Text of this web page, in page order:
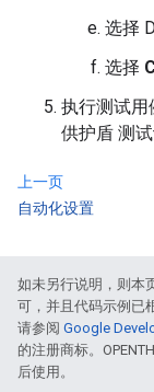
选择
选择
执行测试用
供护盾 测试
上一页
自动化设置
如未另行说明，则本
可，并且代码示例已
请参阅 Google
的注册商标。
后使用。